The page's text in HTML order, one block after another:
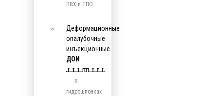
ПВХ и ТПО.
Деформационные
опалубочные
инъекционные
ДОИ
В
гидрошпонках